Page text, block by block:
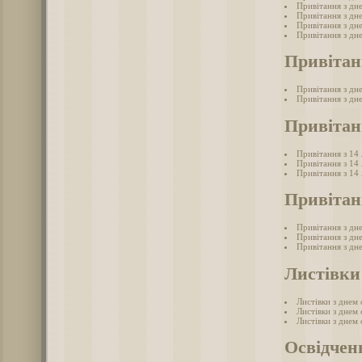
Привітання з
Привітання з
Привітання з
Привітання з
Привітання з
Привітання з
Привітання з 14
Привітання з
Привітання з
Привітання з
Привітання з
Привітання з
Листівки з днем
Листівки з днем
Листівки з